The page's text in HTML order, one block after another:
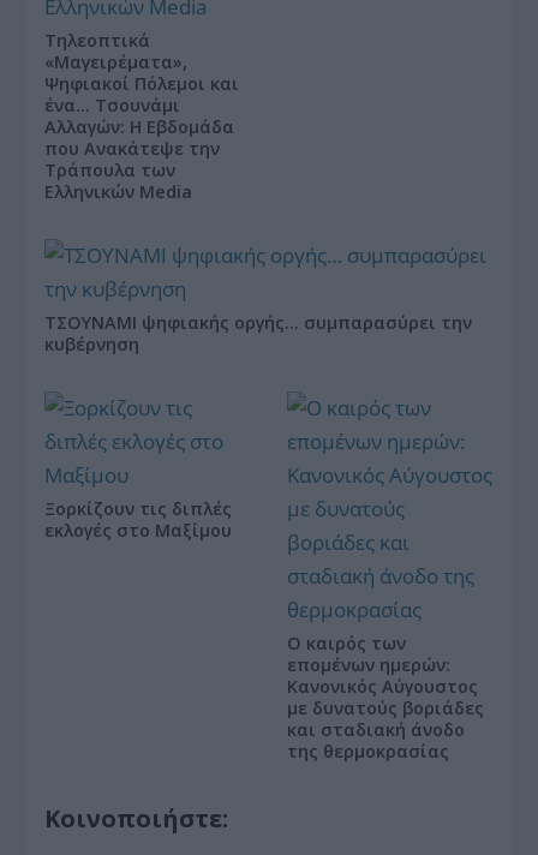
Τηλεοπτικά
«Μαγειρέματα»,
Ψηφιακοί Πόλεμοι και
ένα… Τσουνάμι
Αλλαγών: Η Εβδομάδα
που Ανακάτεψε την
Τράπουλα των
Ελληνικών Media
ΤΣΟΥΝΑΜΙ ψηφιακής οργής… συμπαρασύρει την
κυβέρνηση
Ξορκίζουν τις διπλές
εκλογές στο Μαξίμου
Ο καιρός των
επομένων ημερών:
Κανονικός Αύγουστος
με δυνατούς βοριάδες
και σταδιακή άνοδο
της θερμοκρασίας
Κοινοποιήστε: